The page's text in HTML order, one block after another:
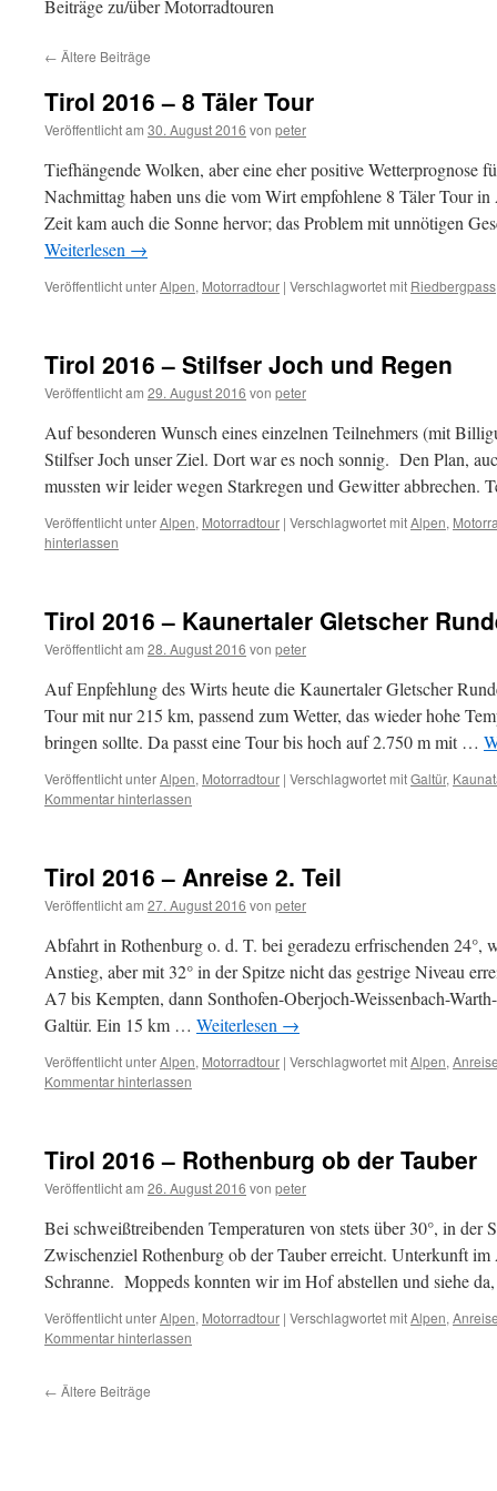
Beiträge zu/über Motorradtouren
← Ältere Beiträge
Tirol 2016 – 8 Täler Tour
Veröffentlicht am 30. August 2016 von peter
Tiefhängende Wolken, aber eine eher positive Wetterprognose
Nachmittag haben uns die vom Wirt empfohlene 8 Täler Tour
Zeit kam auch die Sonne hervor; das Problem mit unnötigen
Weiterlesen →
Veröffentlicht unterAlpen, Motorradtour | Verschlagwortet mit Riedbergpass
Tirol 2016 – Stilfser Joch und Regen
Veröffentlicht am 29. August 2016 von peter
Auf besonderen Wunsch eines einzelnen Teilnehmers (mit
Stilfser Joch unser Ziel. Dort war es noch sonnig. Den Plan,
mussten wir leider wegen Starkregen und Gewitter abbrechen.
Veröffentlicht unterAlpen, Motorradtour | Verschlagwortet mitAlpen,
hinterlassen
Tirol 2016 – Kaunertaler Gletscher
Veröffentlicht am 28. August 2016 von peter
Auf Enpfehlung des Wirts heute die Kaunertaler Gletscher
Tour mit nur 215 km, passend zum Wetter, das wieder hohe
bringen sollte. Da passt eine Tour bis hoch auf 2.750 m mit …
Veröffentlicht unterAlpen, Motorradtour | Verschlagwortet mitGaltür,
Kommentar hinterlassen
Tirol 2016 – Anreise 2. Teil
Veröffentlicht am 27. August 2016 von peter
Abfahrt in Rothenburg o. d. T. bei geradezu erfrischenden 24°,
Anstieg, aber mit 32° in der Spitze nicht das gestrige Niveau
A7 bis Kempten, dann Sonthofen-Oberjoch-Weissenbach-
Galtür. Ein 15 km … Weiterlesen →
Veröffentlicht unterAlpen, Motorradtour | Verschlagwortet mitAlpen,
Kommentar hinterlassen
Tirol 2016 – Rothenburg ob der Tauber
Veröffentlicht am 26. August 2016 von peter
Bei schweißtreibenden Temperaturen von stets über 30°, in der
Zwischenziel Rothenburg ob der Tauber erreicht. Unterkunft
Schranne. Moppeds konnten wir im Hof abstellen und siehe
Veröffentlicht unterAlpen, Motorradtour | Verschlagwortet mitAlpen,
Kommentar hinterlassen
← Ältere Beiträge